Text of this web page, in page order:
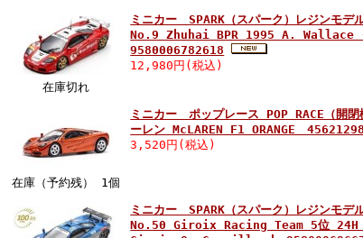
在庫切れ
ミニカー SPARK（スパーク）レジン
No.9 Zhuhai BPR 1995 A.
9580006782618
12,980円(税込)
在庫（予約残） 1個
ミニカー ポップレース POP RACE（
ーレン McLAREN F1 ORANGE
3,520円(税込)
ミニカー SPARK（スパーク）レジン
No.50 Giroix Racing Team 5位